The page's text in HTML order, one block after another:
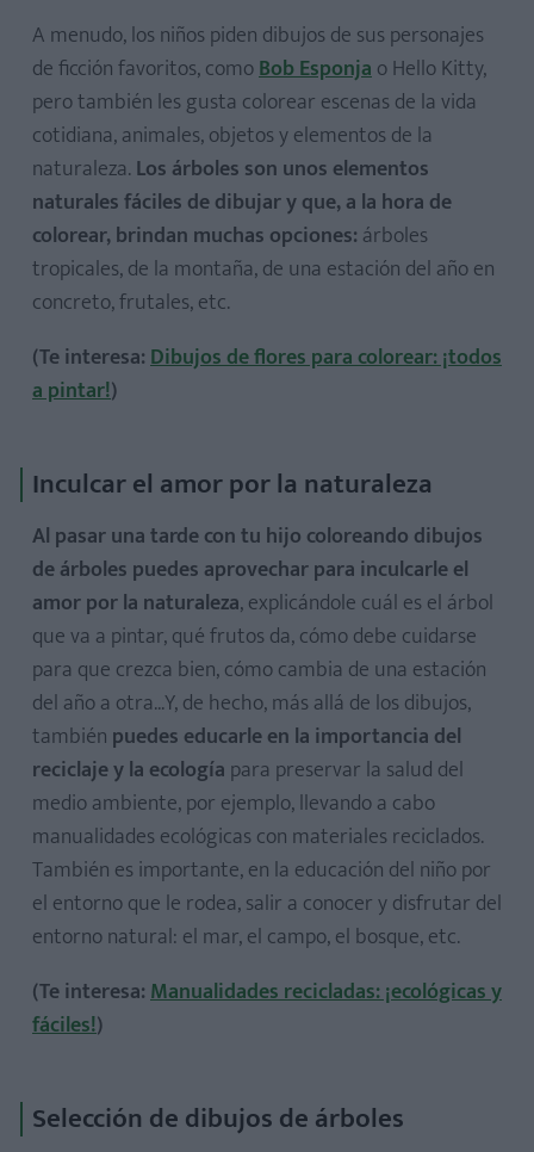
A menudo, los niños piden dibujos de sus personajes
de ficción favoritos, comoBob Esponjao Hello Kitty,
pero también les gusta colorear escenas de la vida
cotidiana, animales, objetos y elementos de la
naturaleza. Los árboles son unos elementos
naturales fáciles de dibujar y que, a la hora de
colorear, brindan muchas opciones: árboles
tropicales, de la montaña, de una estación del año en
concreto, frutales, etc.
(Te interesa:Dibujos de flores para colorear: ¡todos
a pintar!)
Inculcar el amor por la naturaleza
Al pasar una tarde con tu hijo coloreando dibujos
de árboles puedes aprovechar para inculcarle el
amor por la naturaleza, explicándole cuál es el árbol
que va a pintar, qué frutos da, cómo debe cuidarse
para que crezca bien, cómo cambia de una estación
del año a otra...Y, de hecho, más allá de los dibujos,
también puedes educarle en la importancia del
reciclaje y la ecología para preservar la salud del
medio ambiente, por ejemplo, llevando a cabo
manualidades ecológicas con materiales reciclados.
También es importante, en la educación del niño por
el entorno que le rodea, salir a conocer y disfrutar del
entorno natural: el mar, el campo, el bosque, etc.
(Te interesa:Manualidades recicladas: ¡ecológicas y
fáciles!)
Selección de dibujos de árboles